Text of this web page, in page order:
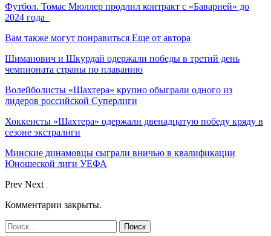
Футбол. Томас Мюллер продлил контракт с «Баварией» до
2024 года
Вам также могут понравиться Еще от автора
Шиманович и Шкурдай одержали победы в третий день
чемпионата страны по плаванию
Волейболисты «Шахтера» крупно обыграли одного из
лидеров российской Суперлиги
Хоккеисты «Шахтера» одержали двенадцатую победу кряду в
сезоне экстралиги
Минские динамовцы сыграли вничью в квалификации
Юношеской лиги УЕФА
Prev Next
Комментарии закрыты.